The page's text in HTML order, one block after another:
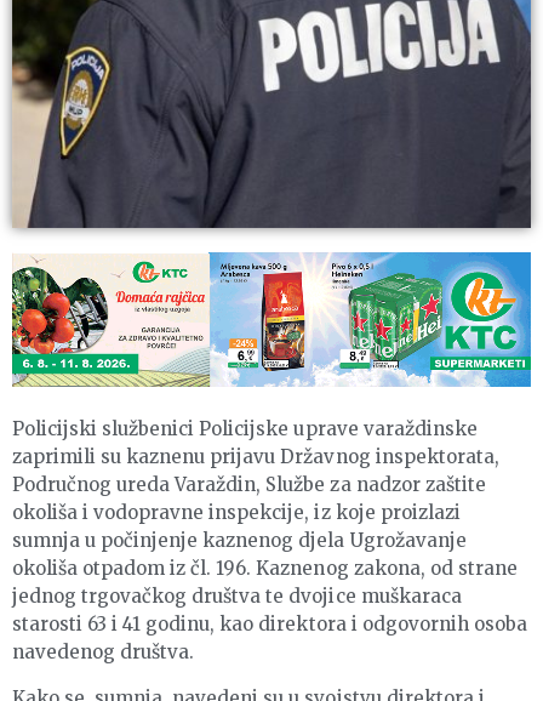
Policijski službenici Policijske uprave varaždinske
zaprimili su kaznenu prijavu Državnog inspektorata,
Područnog ureda Varaždin, Službe za nadzor zaštite
okoliša i vodopravne inspekcije, iz koje proizlazi
sumnja u počinjenje kaznenog djela Ugrožavanje
okoliša otpadom iz čl. 196. Kaznenog zakona, od strane
jednog trgovačkog društva te dvojice muškaraca
starosti 63 i 41 godinu, kao direktora i odgovornih osoba
navedenog društva.